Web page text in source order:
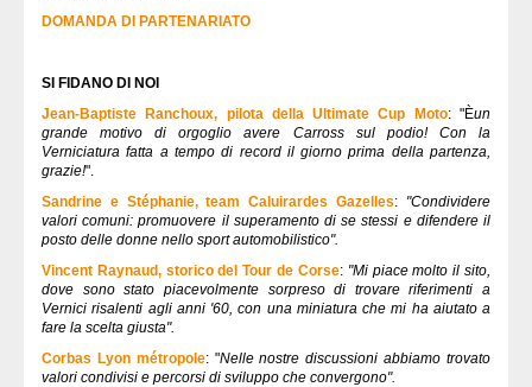
DOMANDA DI PARTENARIATO
SI FIDANO DI NOI
Jean-Baptiste Ranchoux, pilota della Ultimate Cup Moto: "Èun
grande motivo di orgoglio avere Carross sul podio! Con la
Verniciatura fatta a tempo di record il giorno prima della partenza,
grazie!".
Sandrine e Stéphanie, team Caluirardes Gazelles: "Condividere
valori comuni: promuovere il superamento di se stessi e difendere il
posto delle donne nello sport automobilistico".
Vincent Raynaud, storico del Tour de Corse:"Mi piace molto il sito,
dove sono stato piacevolmente sorpreso di trovare riferimenti a
Vernici risalenti agli anni '60, con una miniatura che mi ha aiutato a
fare la scelta giusta".
Corbas Lyon métropole: "Nelle nostre discussioni abbiamo trovato
valori condivisi e percorsi di sviluppo che convergono".